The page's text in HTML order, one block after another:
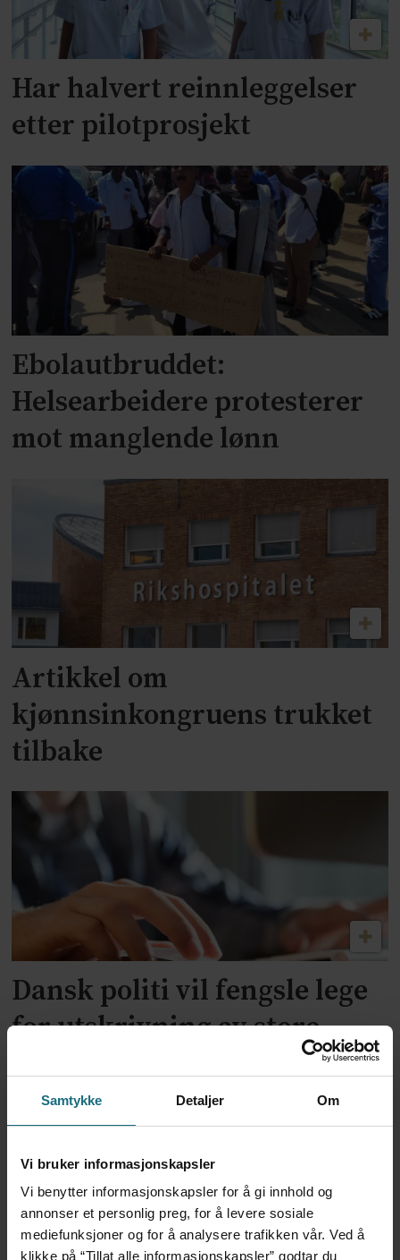
Samtykke Detaljer Om
Vi bruker informasjonskapsler
Vi benytter informasjonskapsler for å gi innhold og
annonser et personlig preg, for å levere sosiale
mediefunksjoner og for å analysere trafikken vår. Ved å
klikke på “Tillat alle informasjonskapsler” godtar du
Har halvert reinnleggelser
etter pilotprosjekt
Ebolautbruddet:
Helsearbeidere protesterer
mot manglende lønn
Artikkel om
kjønnsinkongruens trukket
tilbake
Dansk politi vil fengsle lege
for utskrivning av store